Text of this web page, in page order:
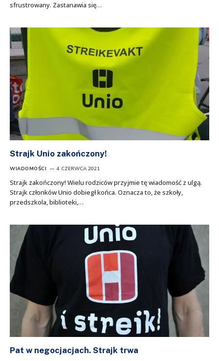
sfrustrowany. Zastanawia się…
Strajk Unio zakończony!
WIADOMOŚCI 4 CZERWCA 2021
Strajk zakończony! Wielu rodziców przyjmie tę wiadomość z ulgą.
Strajk członków Unio dobiegł końca. Oznacza to, że szkoły,
przedszkola, biblioteki,…
Pat w negocjacjach. Strajk trwa